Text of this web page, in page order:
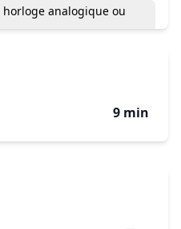
analogique ou
9 min